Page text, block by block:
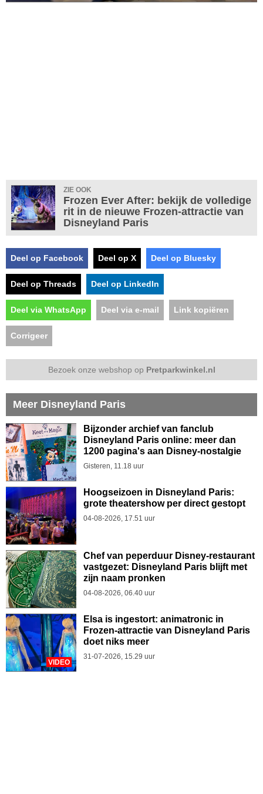
ZIE OOK
Frozen Ever After: bekijk de volledige
rit in de nieuwe Frozen-attractie van
Disneyland Paris
Deel op Facebook Deel op X Deel op Bluesky
Deel op Threads Deel op LinkedIn
Deel via WhatsApp Deel via e-mail Link kopiëren
Corrigeer
Bezoek onze webshop op Pretparkwinkel.nl
Meer Disneyland Paris
Bijzonder archief van fanclub
Disneyland Paris online: meer dan
1200 pagina's aan Disney-nostalgie
Gisteren, 11.18 uur
Hoogseizoen in Disneyland Paris:
grote theatershow per direct gestopt
04-08-2026, 17.51 uur
Chef van peperduur Disney-restaurant
vastgezet: Disneyland Paris blijft met
zijn naam pronken
04-08-2026, 06.40 uur
VIDEO
Elsa is ingestort: animatronic in
Frozen-attractie van Disneyland Paris
doet niks meer
31-07-2026, 15.29 uur